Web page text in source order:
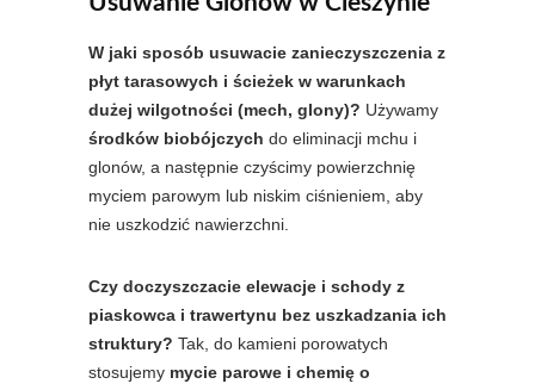
W jaki sposób usuwacie zanieczyszczenia z
płyt tarasowych i ścieżek w warunkach
dużej wilgotności (mech, glony)? Używamy
środków biobójczych do eliminacji mchu i
glonów, a następnie czyścimy powierzchnię
myciem parowym lub niskim ciśnieniem, aby
nie uszkodzić nawierzchni.
Czy doczyszczacie elewacje i schody z
piaskowca i trawertynu bez uszkadzania ich
struktury? Tak, do kamieni porowatych
stosujemy mycie parowe i chemię o